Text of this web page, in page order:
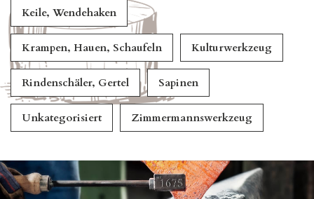
Keile, Wendehaken
Krampen, Hauen, Schaufeln Kulturwerkzeug
Rindenschäler, Gertel Sapinen
Unkategorisiert Zimmermannswerkzeug